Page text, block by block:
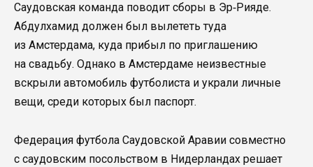
Саудовская команда поводит сборы в Эр‑Рияде.
Абдулхамид должен был вылететь туда
из Амстердама, куда прибыл по приглашению
на свадьбу. Однако в Амстердаме неизвестные
вскрыли автомобиль футболиста и украли личные
вещи, среди которых был паспорт.
Федерация футбола Саудовской Аравии совместно
с саудовским посольством в Нидерландах решает